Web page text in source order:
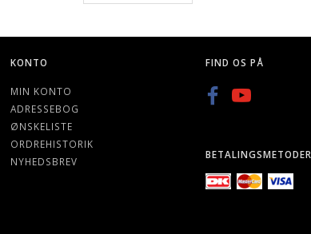
KONTO
MIN KONTO
ADRESSEBOG
ØNSKELISTE
ORDREHISTORIK
NYHEDSBREV
FIND OS PÅ
BETALINGSMETODER